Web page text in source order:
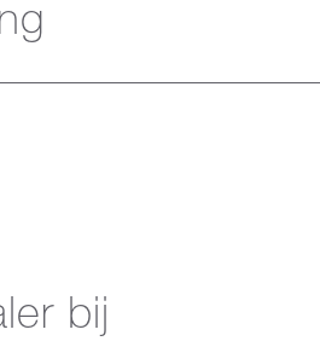
bij